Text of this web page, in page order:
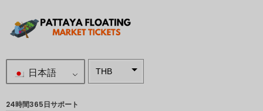
日本語 THB
24時間365日サポート